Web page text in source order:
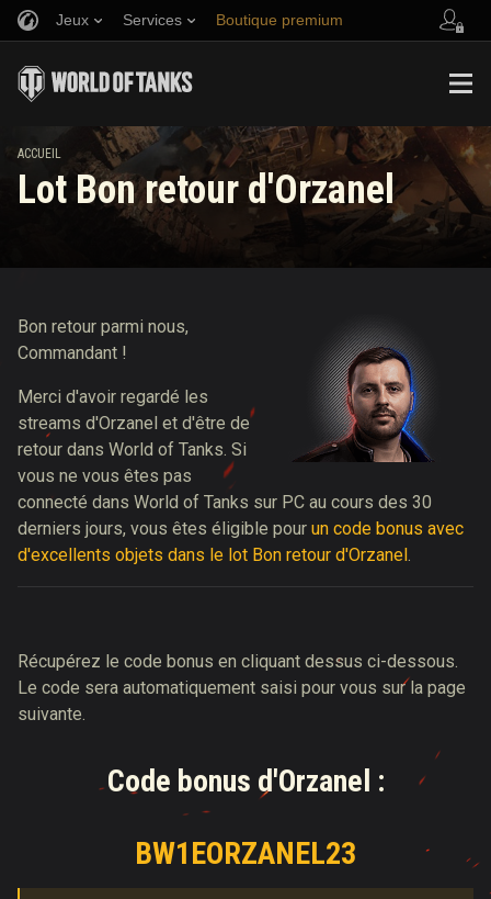
Jeux Services Boutique premium
Musique
Politique de fair-play
Wargaming.net Game Center
Guide des Butins Twitch
Parrainer un ami
Discord
Centre des mods
Médias
ACCUEIL
Lot Bon retour d'Orzanel
Bon retour parmi nous,
Commandant !
Merci d'avoir regardé les
streams d'Orzanel et d'être de
retour dans World of Tanks. Si
vous ne vous êtes pas
connecté dans World of Tanks sur PC au cours des 30
derniers jours, vous êtes éligible pour un code bonus avec
d'excellents objets dans le lot Bon retour d'Orzanel.
Récupérez le code bonus en cliquant dessus ci-dessous.
Le code sera automatiquement saisi pour vous sur la page
suivante.
Code bonus d'Orzanel :
BW1EORZANEL23